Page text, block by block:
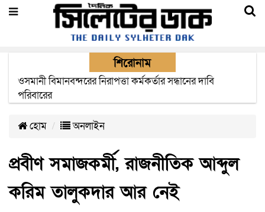
শিরোনাম
ওসমানী বিমানবন্দরের নিরাপত্তা কর্মকর্তার সন্ধানের দাবি
পরিবারের
এক মাসের মধ্যে সিলেট-জাফলং রেললাইন নির্মাণ প্রকল্পের কাজ
দৃশ্যমান হবে- শ্রম মন্ত্রী
হোম
অনলাইন
প্রবীণ সমাজকর্মী, রাজনীতিক আব্দুল
করিম তালুকদার আর নেই